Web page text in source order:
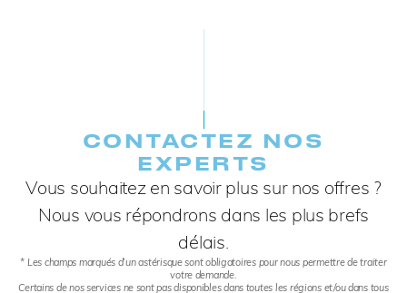
CONTACTEZ NOS
EXPERTS​
Vous souhaitez en savoir plus sur nos offres ?
Nous vous répondrons dans les plus brefs
délais.
* Les champs marqués d’un astérisque sont obligatoires pour nous permettre de traiter
votre demande.
Certains de nos services ne sont pas disponibles dans toutes les régions et/ou dans tous